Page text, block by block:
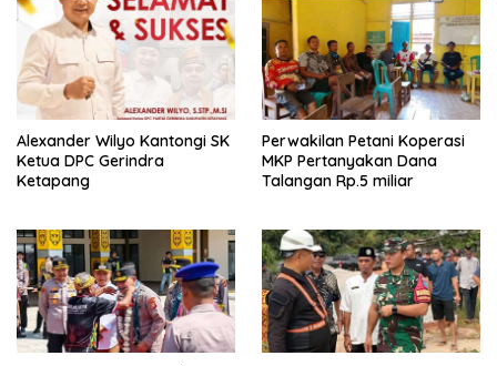
Alexander Wilyo Kantongi SK
Ketua DPC Gerindra
Ketapang
Perwakilan Petani Koperasi
MKP Pertanyakan Dana
Talangan Rp.5 miliar